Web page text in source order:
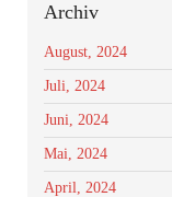
Archiv
August, 2024
Juli, 2024
Juni, 2024
Mai, 2024
April, 2024